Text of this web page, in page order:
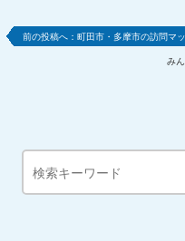
町田市・多摩市の訪問マ
み